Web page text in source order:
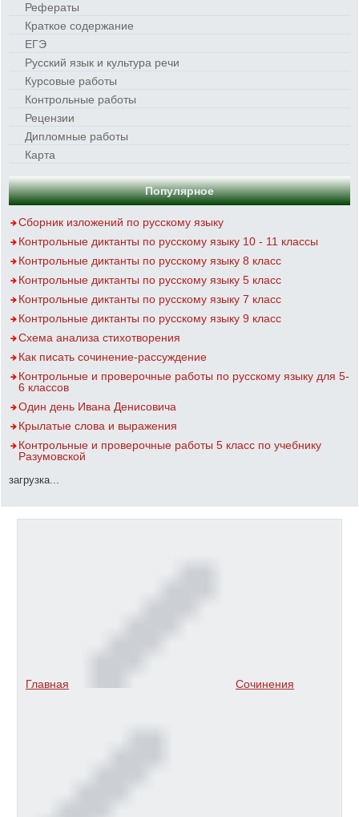
Рефераты
Краткое содержание
ЕГЭ
Русский язык и культура речи
Курсовые работы
Контрольные работы
Рецензии
Дипломные работы
Карта
Популярное
Сборник изложений по русскому языку
Контрольные диктанты по русскому языку 10 - 11 классы
Контрольные диктанты по русскому языку 8 класс
Контрольные диктанты по русскому языку 5 класс
Контрольные диктанты по русскому языку 7 класс
Контрольные диктанты по русскому языку 9 класс
Схема анализа стихотворения
Как писать сочинение-рассуждение
Контрольные и проверочные работы по русскому языку для 5-
6 классов
Один день Ивана Денисовича
Крылатые слова и выражения
Контрольные и проверочные работы 5 класс по учебнику
Разумовской
загрузка...
Главная Сочинения